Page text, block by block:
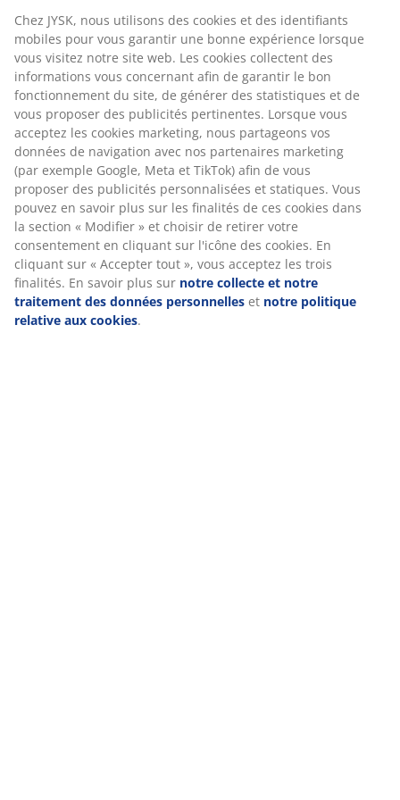
Spécifications
Avis
( 765)
Livraison
afin de garantir le bon fonctionnement du site, de
générer des statistiques et de vous proposer des
publicités pertinentes. Lorsque vous acceptez les
cookies marketing, nous partageons vos données de
navigation avec nos partenaires marketing (par
exemple Google, Meta et TikTok) afin de vous proposer
des publicités personnalisées et statiques. Vous
pouvez en savoir plus sur les finalités de ces cookies
dans la section « Modifier » et choisir de retirer votre
consentement en cliquant sur l'icône des cookies. En
cliquant sur « Accepter tout », vous acceptez les trois
finalités. En savoir plus surnotre collecte et notre
traitement des données personnelleset notre
politique relative aux cookies .